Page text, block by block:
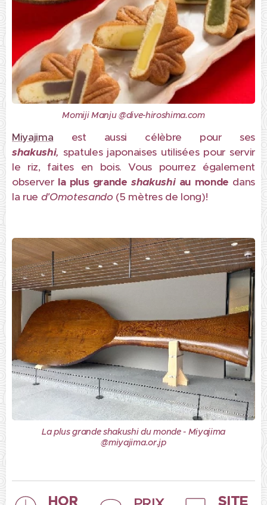
Momiji Manju @dive-hiroshima.com
Miyajima est aussi célèbre pour ses
shakushi, spatules japonaises utilisées pour servir
le riz, faites en bois. Vous pourrez également
observer la plus grandeshakushiau monde dans
la rue d'Omotesando(5 mètres de long)!
La plus grande shakushi du monde - Miyajima
@miyajima.or.jp
HOR SITE